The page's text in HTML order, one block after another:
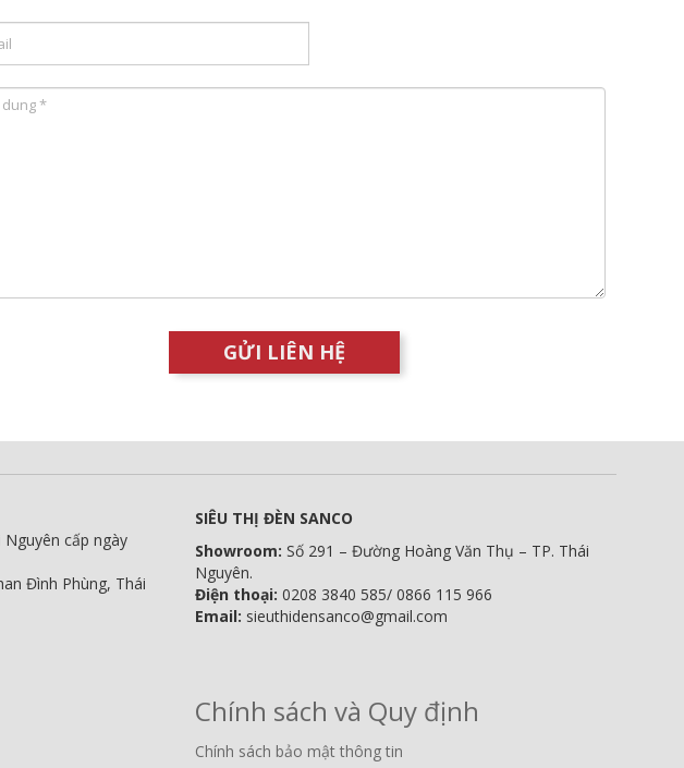
cấp ngày
Đình Phùng, Thái
SIÊU THỊ ĐÈN SANCO
Showroom:Số 291 – Đường Hoàng Văn Thụ – TP. Thái
Nguyên.
Điện thoại: 0208 3840 585/ 0866 115 966
Email: sieuthidensanco@gmail.com
Chính sách và Quy định
Chính sách bảo mật thông tin